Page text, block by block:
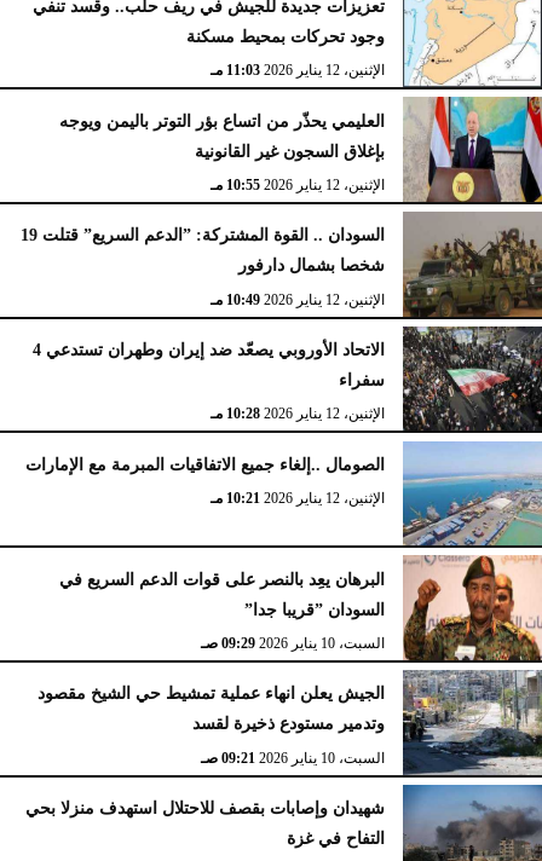
تعزيزات جديدة للجيش في ريف حلب.. وقسد تنفي
وجود تحركات بمحيط مسكنة
الإثنين، 12 يناير 2026 11:03 مـ
العليمي يحذّر من اتساع بؤر التوتر باليمن ويوجه
بإغلاق السجون غير القانونية
الإثنين، 12 يناير 2026 10:55 مـ
السودان .. القوة المشتركة: ”الدعم السريع” قتلت 19
شخصا بشمال دارفور
الإثنين، 12 يناير 2026 10:49 مـ
الاتحاد الأوروبي يصعّد ضد إيران وطهران تستدعي 4
سفراء
الإثنين، 12 يناير 2026 10:28 مـ
الصومال ..إلغاء جميع الاتفاقيات المبرمة مع الإمارات
الإثنين، 12 يناير 2026 10:21 مـ
البرهان يعِد بالنصر على قوات الدعم السريع في
السودان ”قريبا جدا”
السبت، 10 يناير 2026 09:29 صـ
الجيش يعلن انهاء عملية تمشيط حي الشيخ مقصود
وتدمير مستودع ذخيرة لقسد
السبت، 10 يناير 2026 09:21 صـ
شهيدان وإصابات بقصف للاحتلال استهدف منزلا بحي
التفاح في غزة